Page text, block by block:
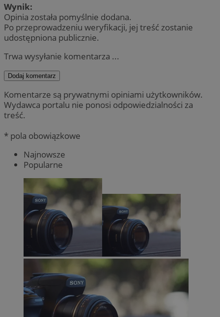
Wynik:
Opinia została pomyślnie dodana.
Po przeprowadzeniu weryfikacji, jej treść zostanie
udostępniona publicznie.
Trwa wysyłanie komentarza ...
Dodaj komentarz
Komentarze są prywatnymi opiniami użytkowników.
Wydawca portalu nie ponosi odpowiedzialności za
treść.
* pola obowiązkowe
Najnowsze
Popularne